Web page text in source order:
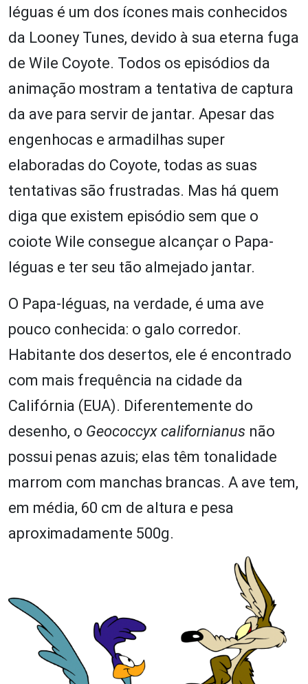
léguas é um dos ícones mais conhecidos
da Looney Tunes, devido à sua eterna fuga
de Wile Coyote. Todos os episódios da
animação mostram a tentativa de captura
da ave para servir de jantar. Apesar das
engenhocas e armadilhas super
elaboradas do Coyote, todas as suas
tentativas são frustradas. Mas há quem
diga que existem episódio sem que o
coiote Wile consegue alcançar o Papa-
léguas e ter seu tão almejado jantar.
O Papa-léguas, na verdade, é uma ave
pouco conhecida: o galo corredor.
Habitante dos desertos, ele é encontrado
com mais frequência na cidade da
Califórnia (EUA). Diferentemente do
desenho, o Geococcyx californianus não
possui penas azuis; elas têm tonalidade
marrom com manchas brancas. A ave tem,
em média, 60 cm de altura e pesa
aproximadamente 500g.